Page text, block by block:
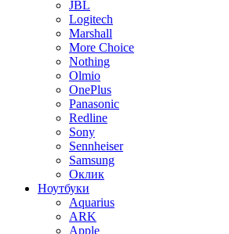
JBL
Logitech
Marshall
More Choice
Nothing
Olmio
OnePlus
Panasonic
Redline
Sony
Sennheiser
Samsung
Оклик
Ноутбуки
Aquarius
ARK
Apple